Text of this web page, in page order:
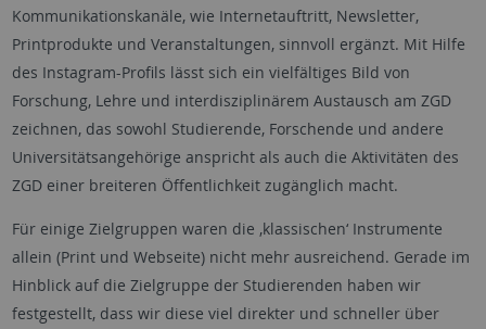
Kommunikationskanäle, wie Internetauftritt, Newsletter,
Printprodukte und Veranstaltungen, sinnvoll ergänzt. Mit Hilfe
des Instagram-Profils lässt sich ein vielfältiges Bild von
Forschung, Lehre und interdisziplinärem Austausch am ZGD
zeichnen, das sowohl Studierende, Forschende und andere
Universitätsangehörige anspricht als auch die Aktivitäten des
ZGD einer breiteren Öffentlichkeit zugänglich macht.
Für einige Zielgruppen waren die ‚klassischen‘ Instrumente
allein (Print und Webseite) nicht mehr ausreichend. Gerade im
Hinblick auf die Zielgruppe der Studierenden haben wir
festgestellt, dass wir diese viel direkter und schneller über